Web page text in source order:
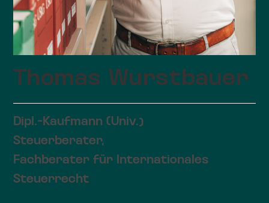
Thomas Wurstbauer
Dipl.-Kaufmann (Univ.)
Steuerberater,
Fachberater für Internationales
Steuerrecht